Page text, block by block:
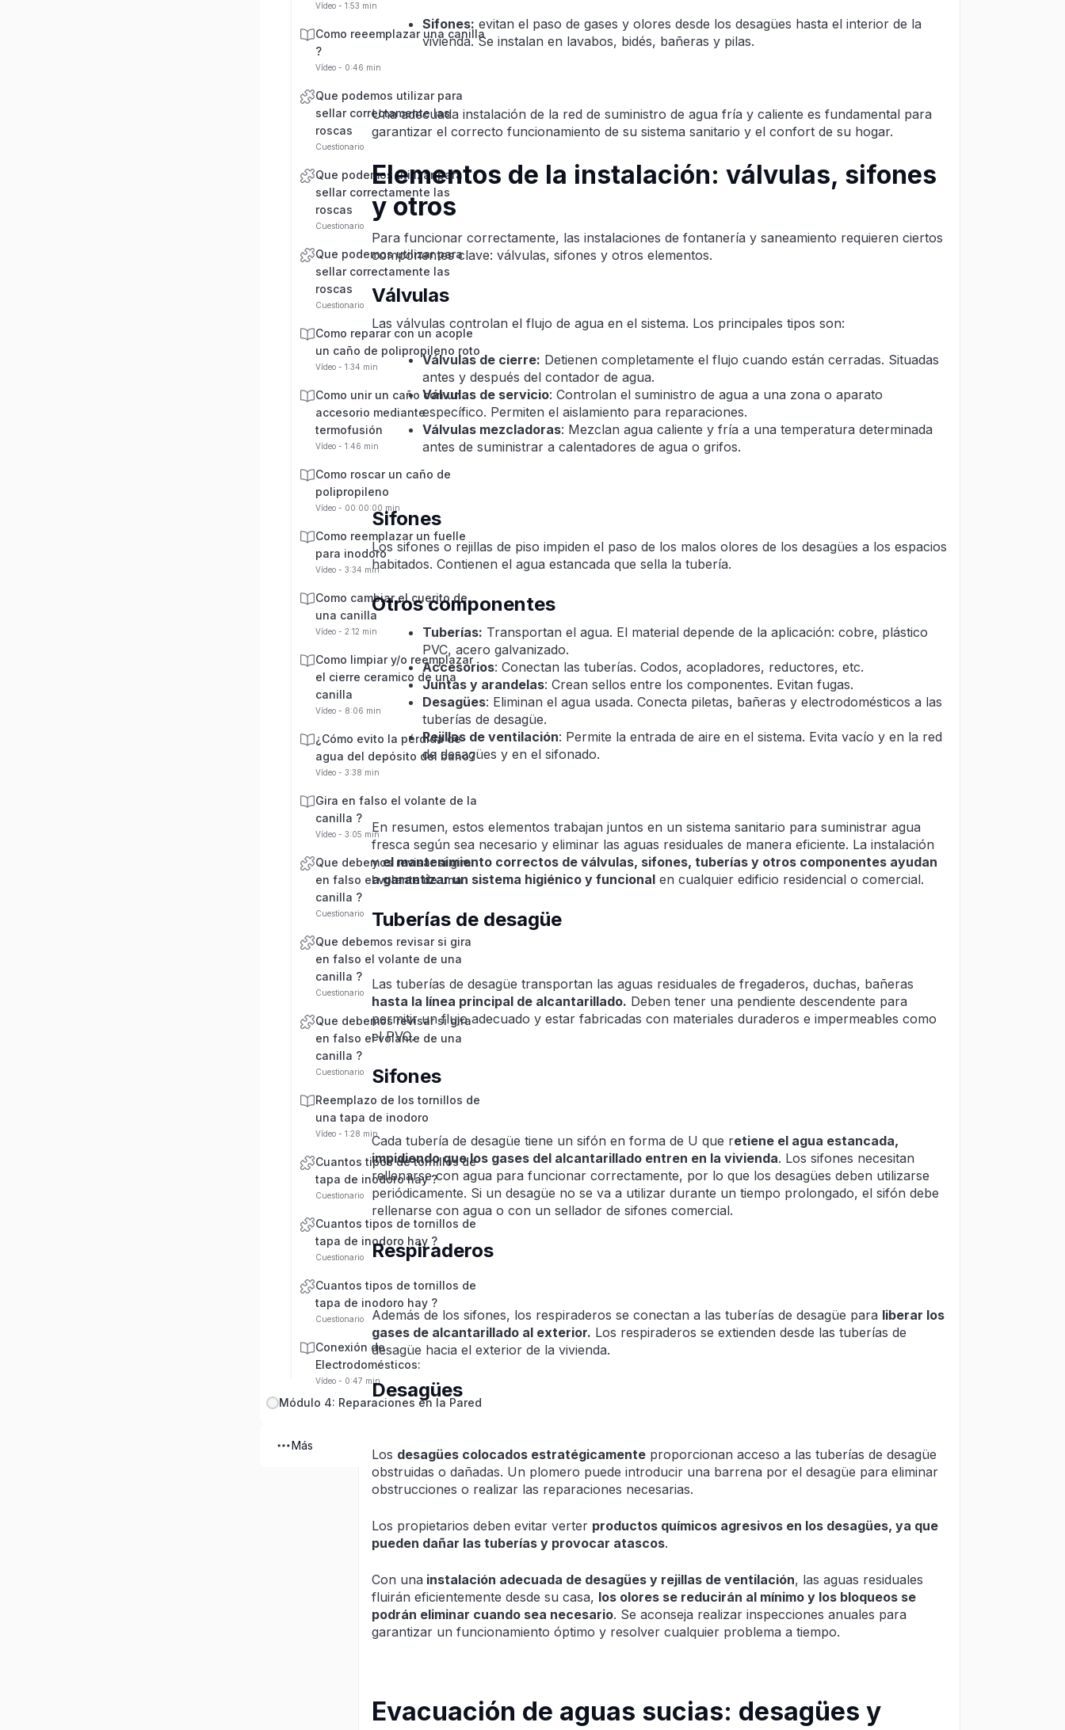
Vídeo - 1:53 min
Como reeemplazar una canilla
?
Vídeo - 0:46 min
Que podemos utilizar para
sellar correctamente las
roscas
Cuestionario
Que podemos utilizar para
sellar correctamente las
roscas
Cuestionario
Que podemos utilizar para
sellar correctamente las
roscas
Cuestionario
Como reparar con un acople
un caño de polipropileno roto
Vídeo - 1:34 min
Como unir un caño con un
accesorio mediante
termofusión
Vídeo - 1:46 min
Como roscar un caño de
polipropileno
Vídeo - 00:00:00 min
Como reemplazar un fuelle
para inodoro
Vídeo - 3:34 min
Como cambiar el cuerito de
una canilla
Vídeo - 2:12 min
Como limpiar y/o reemplazar
el cierre ceramico de una
canilla
Vídeo - 8:06 min
¿Cómo evito la pérdida de
agua del depósito del baño?
Vídeo - 3:38 min
Gira en falso el volante de la
canilla ?
Vídeo - 3:05 min
Que debemos revisar si gira
en falso el volante de una
canilla ?
Cuestionario
Que debemos revisar si gira
en falso el volante de una
canilla ?
Cuestionario
Que debemos revisar si gira
en falso el volante de una
canilla ?
Cuestionario
Reemplazo de los tornillos de
una tapa de inodoro
Vídeo - 1:28 min
Cuantos tipos de tornillos de
tapa de inodoro hay ?
Cuestionario
Cuantos tipos de tornillos de
tapa de inodoro hay ?
Cuestionario
Cuantos tipos de tornillos de
tapa de inodoro hay ?
Cuestionario
Conexión de
Electrodomésticos:
Vídeo - 0:47 min
Módulo 4: Reparaciones en la Pared
Más
Sifones: evitan el paso de gases y olores desde los desagües hasta el interior de la
vivienda. Se instalan en lavabos, bidés, bañeras y pilas.
Una adecuada instalación de la red de suministro de agua fría y caliente es fundamental para
garantizar el correcto funcionamiento de su sistema sanitario y el confort de su hogar.
Elementos de la instalación: válvulas, sifones
y otros
Para funcionar correctamente, las instalaciones de fontanería y saneamiento requieren ciertos
componentes clave: válvulas, sifones y otros elementos.
Válvulas
Las válvulas controlan el flujo de agua en el sistema. Los principales tipos son:
Válvulas de cierre: Detienen completamente el flujo cuando están cerradas. Situadas
antes y después del contador de agua.
Válvulas de servicio: Controlan el suministro de agua a una zona o aparato
específico. Permiten el aislamiento para reparaciones.
Válvulas mezcladoras: Mezclan agua caliente y fría a una temperatura determinada
antes de suministrar a calentadores de agua o grifos.
Sifones
Los sifones o rejillas de piso impiden el paso de los malos olores de los desagües a los espacios
habitados. Contienen el agua estancada que sella la tubería.
Otros componentes
Tuberías: Transportan el agua. El material depende de la aplicación: cobre, plástico
PVC, acero galvanizado.
Accesorios: Conectan las tuberías. Codos, acopladores, reductores, etc.
Juntas y arandelas: Crean sellos entre los componentes. Evitan fugas.
Desagües: Eliminan el agua usada. Conecta piletas, bañeras y electrodomésticos a las
tuberías de desagüe.
Rejillas de ventilación: Permite la entrada de aire en el sistema. Evita vacío y en la red
de desagües y en el sifonado.
En resumen, estos elementos trabajan juntos en un sistema sanitario para suministrar agua
fresca según sea necesario y eliminar las aguas residuales de manera eficiente. La instalación
yel mantenimiento correctos de válvulas, sifones, tuberías y otros componentes ayudan
a garantizar un sistema higiénico y funcional en cualquier edificio residencial o comercial.
Tuberías de desagüe
Las tuberías de desagüe transportan las aguas residuales de fregaderos, duchas, bañeras
hasta la línea principal de alcantarillado. Deben tener una pendiente descendente para
permitir un flujo adecuado y estar fabricadas con materiales duraderos e impermeables como
el PVC.
Sifones
Cada tubería de desagüe tiene un sifón en forma de U que retiene el agua estancada,
impidiendo que los gases del alcantarillado entren en la vivienda. Los sifones necesitan
rellenarse con agua para funcionar correctamente, por lo que los desagües deben utilizarse
periódicamente. Si un desagüe no se va a utilizar durante un tiempo prolongado, el sifón debe
rellenarse con agua o con un sellador de sifones comercial.
Respiraderos
Además de los sifones, los respiraderos se conectan a las tuberías de desagüe para liberar los
gases de alcantarillado al exterior. Los respiraderos se extienden desde las tuberías de
desagüe hacia el exterior de la vivienda.
Desagües
Los desagües colocados estratégicamente proporcionan acceso a las tuberías de desagüe
obstruidas o dañadas. Un plomero puede introducir una barrena por el desagüe para eliminar
obstrucciones o realizar las reparaciones necesarias.
Los propietarios deben evitar verter productos químicos agresivos en los desagües, ya que
pueden dañar las tuberías y provocar atascos.
Con una instalación adecuada de desagües y rejillas de ventilación, las aguas residuales
fluirán eficientemente desde su casa, los olores se reducirán al mínimo y los bloqueos se
podrán eliminar cuando sea necesario. Se aconseja realizar inspecciones anuales para
garantizar un funcionamiento óptimo y resolver cualquier problema a tiempo.
Evacuación de aguas sucias: desagües y